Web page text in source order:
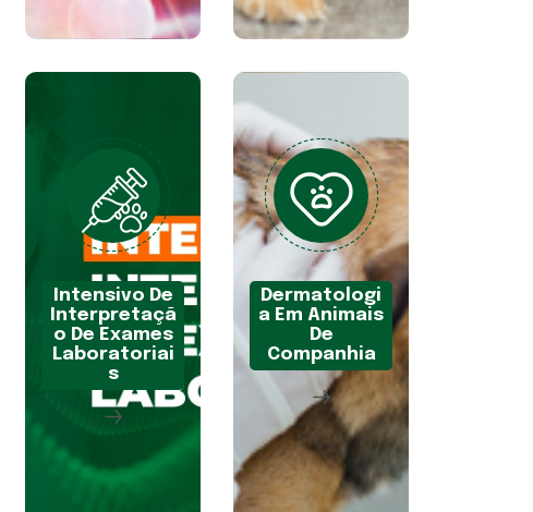
Intensivo De
Interpretaçã
O De Exames
Laboratoriai
S
Dermatologi
A Em Animais
De
Companhia